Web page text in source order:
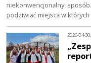
niekonwencjonalny,
podziwiać miejsca w
2026-04-